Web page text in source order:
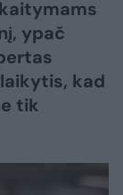
ypač
kad
tik